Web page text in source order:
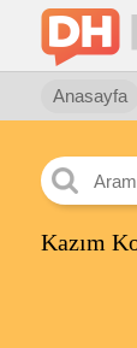
Anasayfa
Kazım